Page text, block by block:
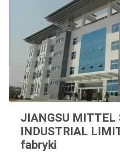
JIANGSU MITTEL
INDUSTRIAL
fabryki